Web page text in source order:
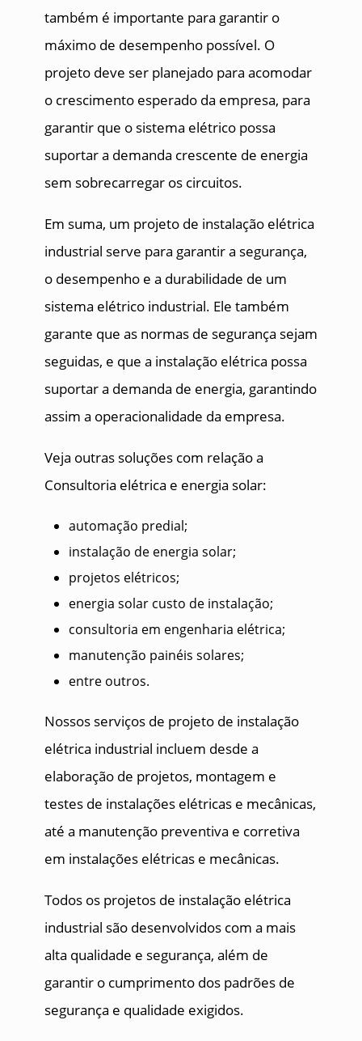
também é importante para garantir o
máximo de desempenho possível. O
projeto deve ser planejado para acomodar
o crescimento esperado da empresa, para
garantir que o sistema elétrico possa
suportar a demanda crescente de energia
sem sobrecarregar os circuitos.
Em suma, um projeto de instalação elétrica
industrial serve para garantir a segurança,
o desempenho e a durabilidade de um
sistema elétrico industrial. Ele também
garante que as normas de segurança sejam
seguidas, e que a instalação elétrica possa
suportar a demanda de energia, garantindo
assim a operacionalidade da empresa.
Veja outras soluções com relação a
Consultoria elétrica e energia solar:
automação predial;
instalação de energia solar;
projetos elétricos;
energia solar custo de instalação;
consultoria em engenharia elétrica;
manutenção painéis solares;
entre outros.
Nossos serviços de projeto de instalação
elétrica industrial incluem desde a
elaboração de projetos, montagem e
testes de instalações elétricas e mecânicas,
até a manutenção preventiva e corretiva
em instalações elétricas e mecânicas.
Todos os projetos de instalação elétrica
industrial são desenvolvidos com a mais
alta qualidade e segurança, além de
garantir o cumprimento dos padrões de
segurança e qualidade exigidos.